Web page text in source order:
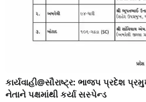
કાર્યવાહી@સૌરાષ્ટ્ર: ભાજપ પ્રદેશ
નેતાને પક્ષમાંથી કર્યા સસ્પેન્ડ